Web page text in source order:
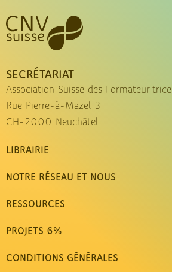
SECRÉTARIAT
Association Suisse des
Rue Pierre-à-Mazel 3
CH-2000 Neuchâtel
LIBRAIRIE
NOTRE RÉSEAU ET NOUS
RESSOURCES
PROJETS 6%
CONDITIONS GÉNÉRALES